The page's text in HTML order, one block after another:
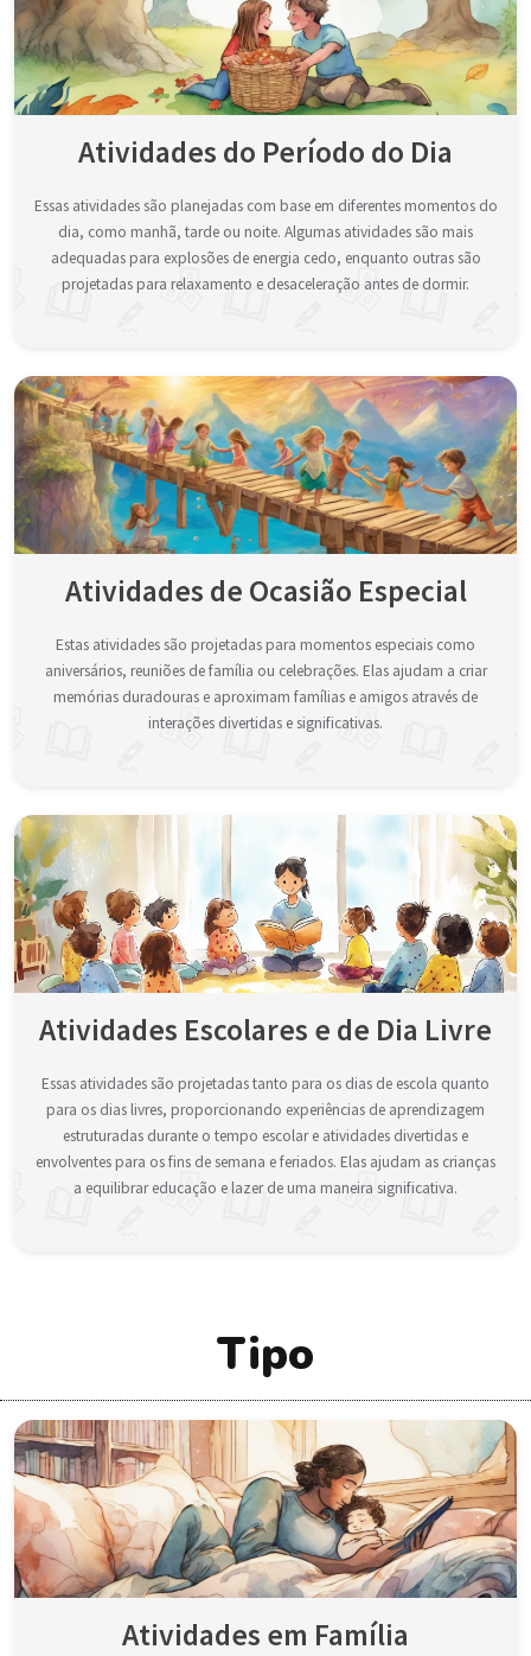
Atividades do Período do Dia
Essas atividades são planejadas com base em diferentes momentos do
dia, como manhã, tarde ou noite. Algumas atividades são mais
adequadas para explosões de energia cedo, enquanto outras são
projetadas para relaxamento e desaceleração antes de dormir.
Atividades de Ocasião Especial
Estas atividades são projetadas para momentos especiais como
aniversários, reuniões de família ou celebrações. Elas ajudam a criar
memórias duradouras e aproximam famílias e amigos através de
interações divertidas e significativas.
Atividades Escolares e de Dia Livre
Essas atividades são projetadas tanto para os dias de escola quanto
para os dias livres, proporcionando experiências de aprendizagem
estruturadas durante o tempo escolar e atividades divertidas e
envolventes para os fins de semana e feriados. Elas ajudam as crianças
a equilibrar educação e lazer de uma maneira significativa.
Tipo
Atividades em Família